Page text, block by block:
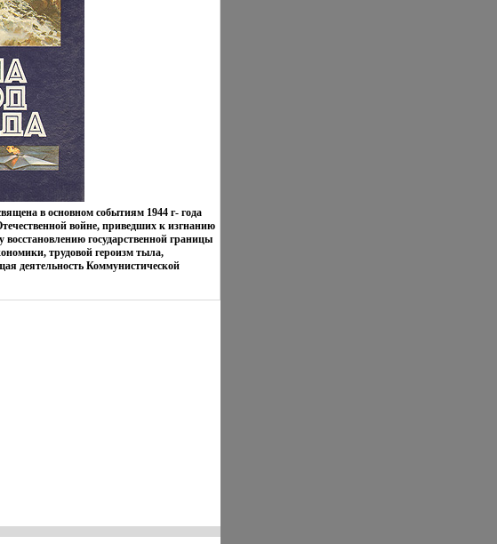
в основном событиям 1944 г- года
войне, приведших к изгнанию
восстановлению государственной границы
трудовой героизм тыла,
деятельность Коммунистической